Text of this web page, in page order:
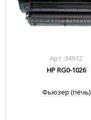
Арт. 34912
HP RG0-1026
Фьюзер (печь)